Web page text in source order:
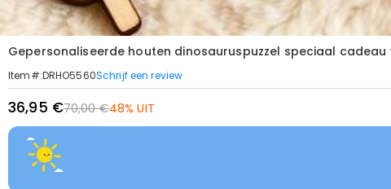
Gepersonaliseerde houten dinosauruspuzzel speciaal
Item#:DRHO5560Schrijf een review
36,95 €70,00 €48% UIT